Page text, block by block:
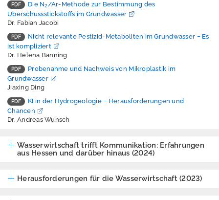
Nachhaltigkeit /
Indikatoren
Naturschutz -
Zentrum für
Ressourcenschutz
und
Kreislaufwirtschaft,
Abfall
Wasser
Die N2/Ar-Methode zur Bestimmung des
Überschussstickstoffs im Grundwasser
Dr. Fabian Jacobi
Nicht relevante Pestizid-Metaboliten im Grundwasser − Es
ist kompliziert
Dr. Helena Banning
Probenahme und Nachweis von Mikroplastik im
Grundwasser
Jiaxing Ding
KI in der Hydrogeologie − Herausforderungen und
Chancen
Dr. Andreas Wunsch
Wasserwirtschaft trifft Kommunikation: Erfahrungen
aus Hessen und darüber hinaus (2024)
Herausforderungen für die Wasserwirtschaft (2023)